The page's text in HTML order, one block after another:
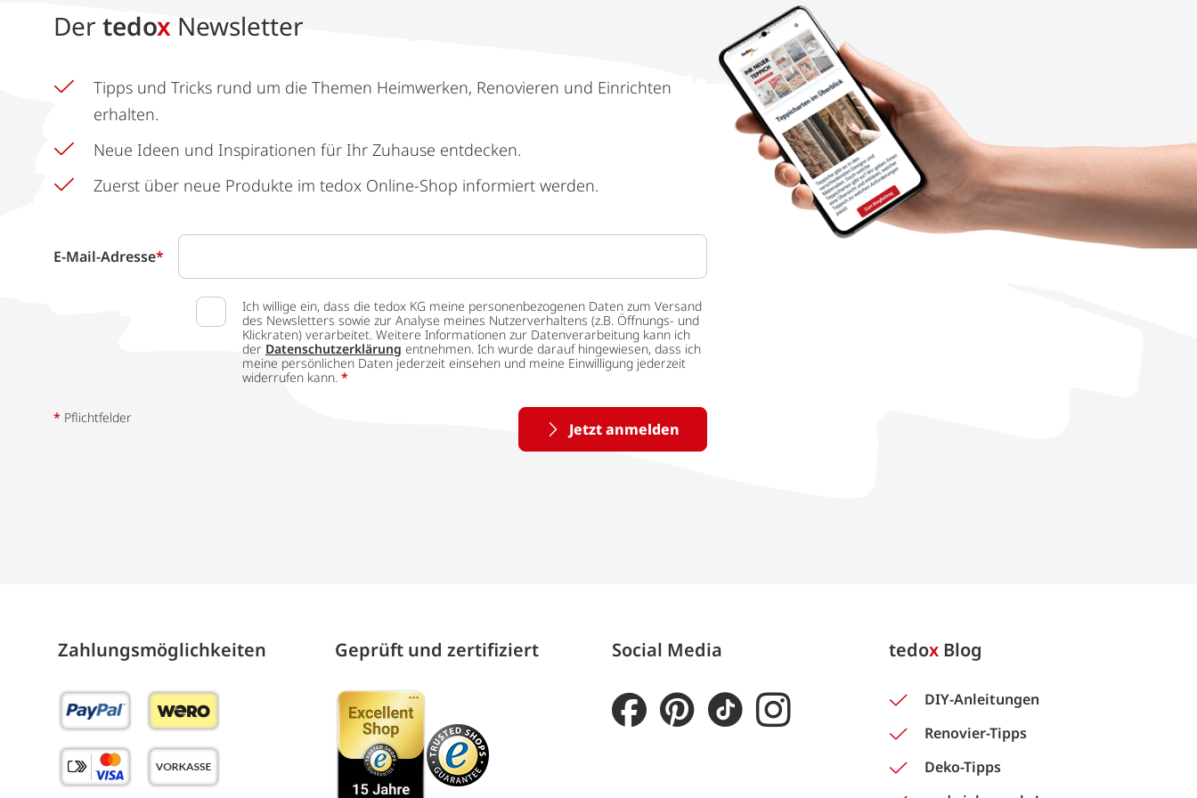
Der tedox Newsletter
Tipps und Tricks rund um die Themen Heimwerken, Renovieren und Einrichten
erhalten.
Neue Ideen und Inspirationen für Ihr Zuhause entdecken.
Zuerst über neue Produkte im tedox Online-Shop informiert werden.
E-Mail-Adresse*
Ich willige ein, dass die tedox KG meine personenbezogenen Daten zum Versand
des Newsletters sowie zur Analyse meines Nutzerverhaltens (z.B. Öffnungs- und
Klickraten) verarbeitet. Weitere Informationen zur Datenverarbeitung kann ich
der Datenschutzerklärung entnehmen. Ich wurde darauf hingewiesen, dass ich
meine persönlichen Daten jederzeit einsehen und meine Einwilligung jederzeit
widerrufen kann. *
Jetzt anmelden
* Pflichtfelder
Zahlungs­möglich­keiten Geprüft und zertifiziert Social Media tedox Blog
DIY-Anleitungen
Renovier-Tipps
Deko-Tipps